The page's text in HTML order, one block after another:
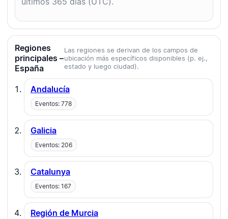
Regiones
principales –
España
Las regiones se derivan de los campos de
ubicación más específicos disponibles (p. ej.,
estado y luego ciudad).
Andalucía
Eventos: 778
Galicia
Eventos: 206
Catalunya
Eventos: 167
Región de Murcia